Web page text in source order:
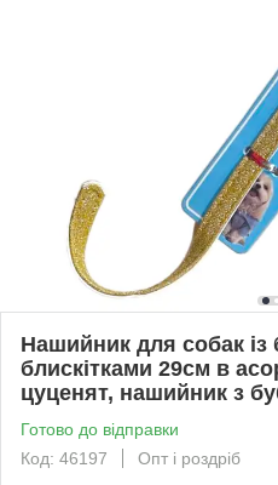
Нашийник для собак із
блискітками 29см в
цуценят, нашийник з
Готово до відправки
Код: 46197
Опт і роздріб